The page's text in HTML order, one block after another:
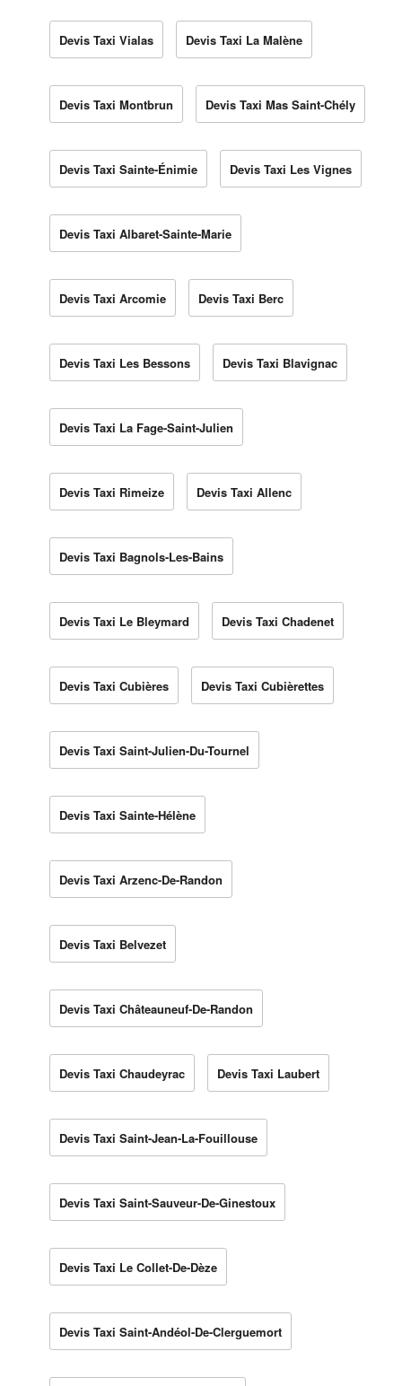
Devis Taxi Vialas Devis Taxi La Malène
Devis Taxi Montbrun Devis Taxi Mas Saint-Chély
Devis Taxi Sainte-Énimie Devis Taxi Les Vignes
Devis Taxi Albaret-Sainte-Marie
Devis Taxi Arcomie Devis Taxi Berc
Devis Taxi Les Bessons Devis Taxi Blavignac
Devis Taxi La Fage-Saint-Julien
Devis Taxi Rimeize Devis Taxi Allenc
Devis Taxi Bagnols-Les-Bains
Devis Taxi Le Bleymard Devis Taxi Chadenet
Devis Taxi Cubières Devis Taxi Cubièrettes
Devis Taxi Saint-Julien-Du-Tournel
Devis Taxi Sainte-Hélène
Devis Taxi Arzenc-De-Randon
Devis Taxi Belvezet
Devis Taxi Châteauneuf-De-Randon
Devis Taxi Chaudeyrac Devis Taxi Laubert
Devis Taxi Saint-Jean-La-Fouillouse
Devis Taxi Saint-Sauveur-De-Ginestoux
Devis Taxi Le Collet-De-Dèze
Devis Taxi Saint-Andéol-De-Clerguemort